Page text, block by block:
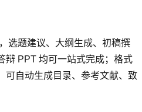
选题建议、大纲生成、初稿撰
辩 PPT 均可一站式完成；格式
可自动生成目录、参考文献、致